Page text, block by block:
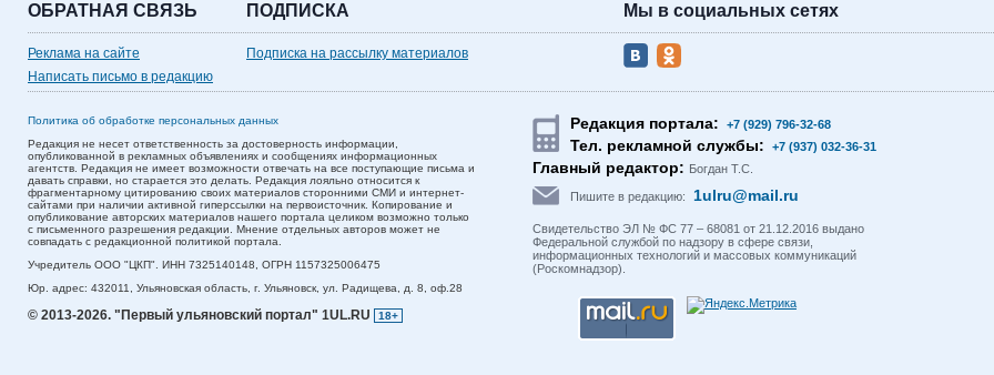
ОБРАТНАЯ СВЯЗЬ
Реклама на сайте
Написать письмо в редакцию
ПОДПИСКА
Подписка на рассылку материалов
Мы в социальных сетях
Политика об обработке персональных данных
Редакция не несет ответственность за достоверность информации,
опубликованной в рекламных объявлениях и сообщениях информационных
агентств. Редакция не имеет возможности отвечать на все поступающие письма и
давать справки, но старается это делать. Редакция лояльно относится к
фрагментарному цитированию своих материалов сторонними СМИ и интернет-
сайтами при наличии активной гиперссылки на первоисточник. Копирование и
опубликование авторских материалов нашего портала целиком возможно только
с письменного разрешения редакции. Мнение отдельных авторов может не
совпадать с редакционной политикой портала.
Учредитель ООО "ЦКП". ИНН 7325140148, ОГРН 1157325006475
Юр. адрес: 432011, Ульяновская область, г. Ульяновск, ул. Радищева, д. 8, оф.28
© 2013-2026. "Первый ульяновский портал" 1UL.RU 18+
Редакция портала: +7 (929) 796-32-68
Тел. рекламной службы: +7 (937) 032-36-31
Главный редактор: Богдан Т.С.
Пишите в редакцию: 1ulru@mail.ru
Свидетельство ЭЛ № ФС 77 – 68081 от 21.12.2016 выдано
Федеральной службой по надзору в сфере связи,
информационных технологий и массовых коммуникаций
(Роскомнадзор).